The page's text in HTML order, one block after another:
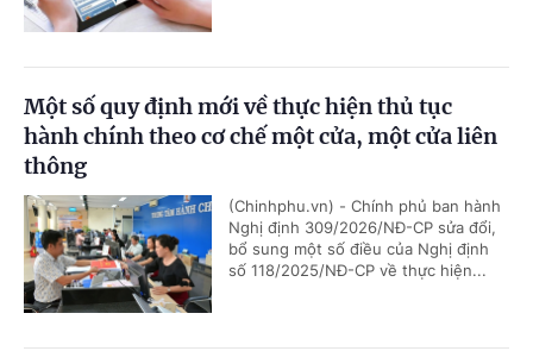
Một số quy định mới về thực hiện thủ tục
hành chính theo cơ chế một cửa, một cửa liên
thông
(Chinhphu.vn) - Chính phủ ban hành
Nghị định 309/2026/NĐ-CP sửa đổi,
bổ sung một số điều của Nghị định
số 118/2025/NĐ-CP về thực hiện...